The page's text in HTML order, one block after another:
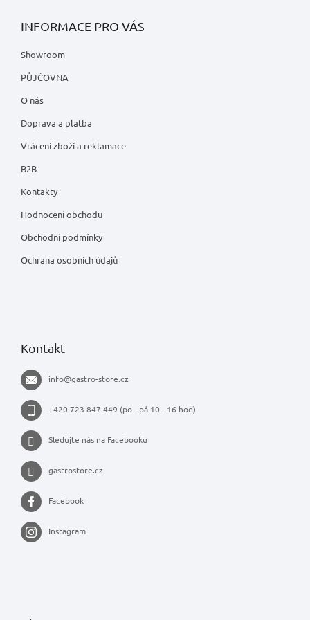
INFORMACE PRO VÁS
Showroom
PŮJČOVNA
O nás
Doprava a platba
Vrácení zboží a reklamace
B2B
Kontakty
Hodnocení obchodu
Obchodní podmínky
Ochrana osobních údajů
Kontakt
info@gastro-store.cz
+420 723 847 449 (po - pá 10 - 16 hod)
Sledujte nás na Facebooku
gastrostore.cz
Facebook
Instagram